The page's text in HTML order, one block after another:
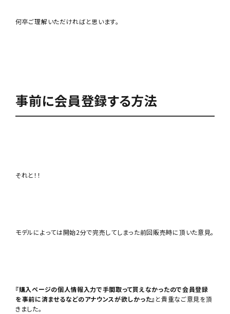
何卒ご理解いただければと思います。
事前に会員登録する方法
それと！！
モデルによっては開始2分で完売してしまった前回販売時に頂いた意見。
『購入ページの個人情報入力で手間取って買えなかったので会員登録
を事前に済ませるなどのアナウンスが欲しかった』 と貴重なご意見を頂
きました。